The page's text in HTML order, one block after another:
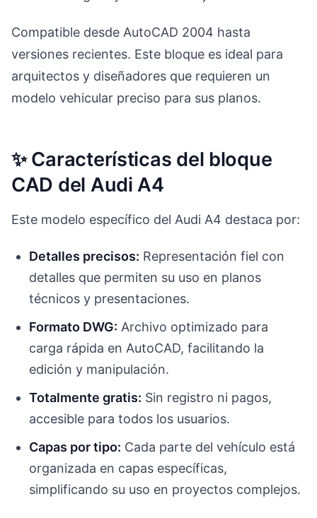
Compatible desde AutoCAD 2004 hasta
versiones recientes. Este bloque es ideal para
arquitectos y diseñadores que requieren un
modelo vehicular preciso para sus planos.
✨ Características del bloque
CAD del Audi A4
Este modelo específico del Audi A4 destaca por:
Detalles precisos: Representación fiel con
detalles que permiten su uso en planos
técnicos y presentaciones.
Formato DWG: Archivo optimizado para
carga rápida en AutoCAD, facilitando la
edición y manipulación.
Totalmente gratis: Sin registro ni pagos,
accesible para todos los usuarios.
Capas por tipo: Cada parte del vehículo está
organizada en capas específicas,
simplificando su uso en proyectos complejos.